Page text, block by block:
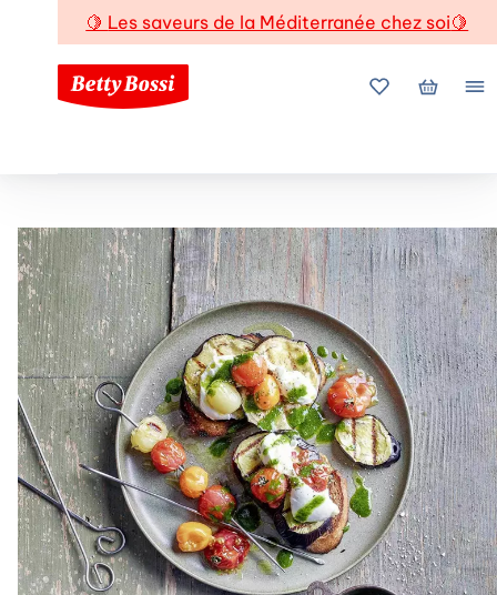
🍋 Les saveurs de la Méditerranée chez soi🍋
Mes favoris
Mon